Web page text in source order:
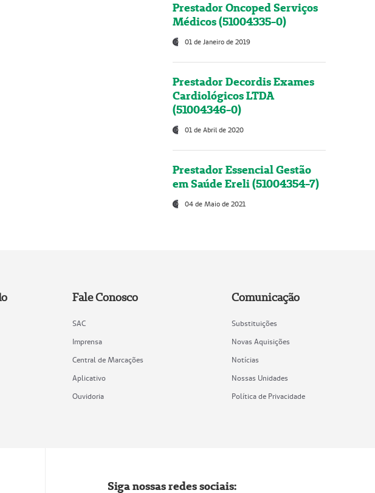
Prestador Oncoped Serviços
Médicos (51004335-0)
01 de Janeiro de 2019
Prestador Decordis Exames
Cardiológicos LTDA
(51004346-0)
01 de Abril de 2020
Prestador Essencial Gestão
em Saúde Ereli (51004354-7)
04 de Maio de 2021
Fale Conosco
SAC
Imprensa
Central de Marcações
Aplicativo
Ouvidoria
Comunicação
Substituições
Novas Aquisições
Notícias
Nossas Unidades
Política de Privacidade
Siga nossas redes sociais: